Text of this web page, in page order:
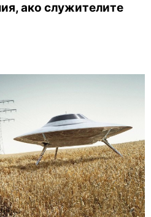
ако служителите